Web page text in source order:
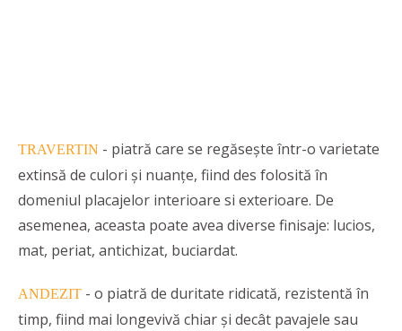
TRAVERTIN - piatră care se regăsește într-o varietate
extinsă de culori și nuanțe, fiind des folosită în
domeniul placajelor interioare si exterioare. De
asemenea, aceasta poate avea diverse finisaje: lucios,
mat, periat, antichizat, buciardat.
ANDEZIT - o piatră de duritate ridicată, rezistentă în
timp, fiind mai longevivă chiar și decât pavajele sau